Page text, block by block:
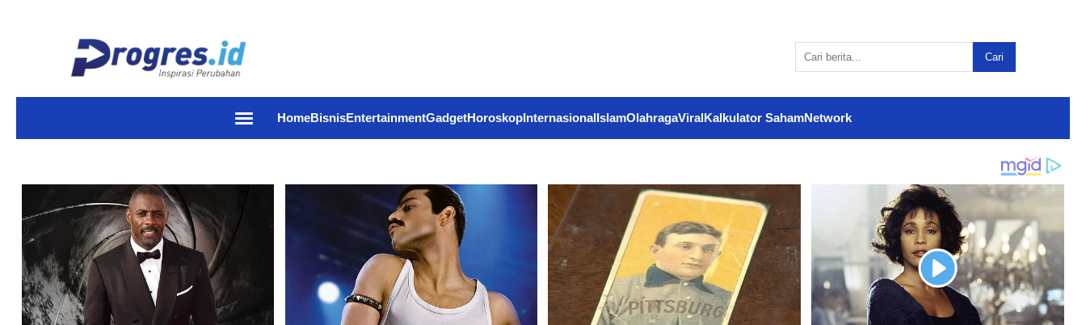
Cari
HomeBisnisEntertainmentGadgetHoroskopInternasionalIslamOlahragaViralKalkulator SahamNetwork